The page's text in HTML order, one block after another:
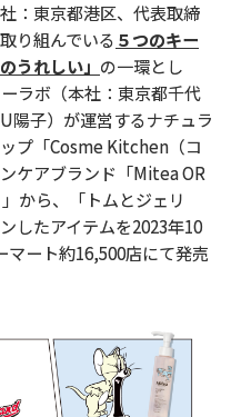
：東京都港区、代表取締
り組んでいる ５つのキー
うれしい」 の一環とし
ラボ（本社：東京都千代
陽子）が運営するナチュラ
プ「Cosme Kitchen（コ
ケアブランド「Mitea OR
から、「トムとジェリ
したアイテムを2023年10
マート約16,500店にて発売